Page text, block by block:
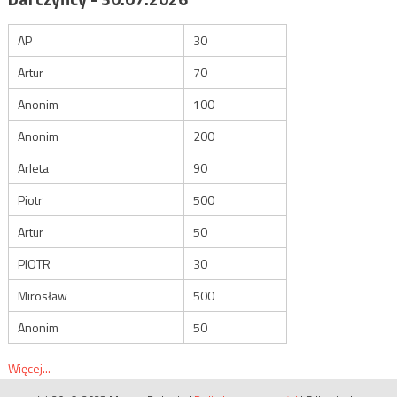
AP
30
Artur
70
Anonim
100
Anonim
200
Arleta
90
Piotr
500
Artur
50
PIOTR
30
Mirosław
500
Anonim
50
Więcej...